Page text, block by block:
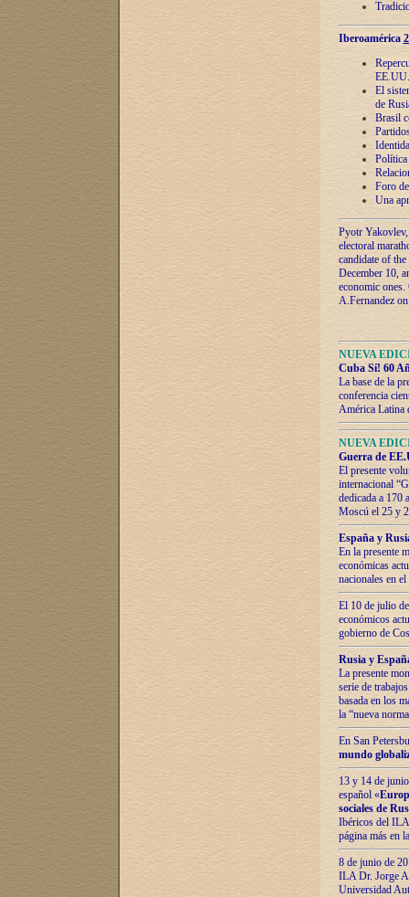
Iberoamérica
EE.UU.
El
de
Brasil
Política
Foro
Una
Pyotr
electoral
candidate of
December 10,
economic
A.Fernandez
NUEVA
Cuba Sí! 60
La base de la
conferencia
América Latina
NUEVA
Guerra de
El presente
internacional
dedicada a 170
Moscú el 25 y
España y
En la presente
económicas
nacionales en
El 10 de julio
económicos
gobierno de
Rusia y
La presente
serie de
basada en los
la “nueva
En San
mundo
13 y 14 de
español «
sociales de
Ibéricos del ILA
página más en
8 de junio de
ILA Dr. Jorge
Universidad